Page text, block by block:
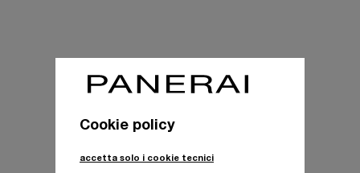
Cookie policy
accetta solo i cookie tecnici